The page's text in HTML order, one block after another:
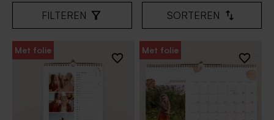
FILTEREN SORTEREN
Met folie Met folie